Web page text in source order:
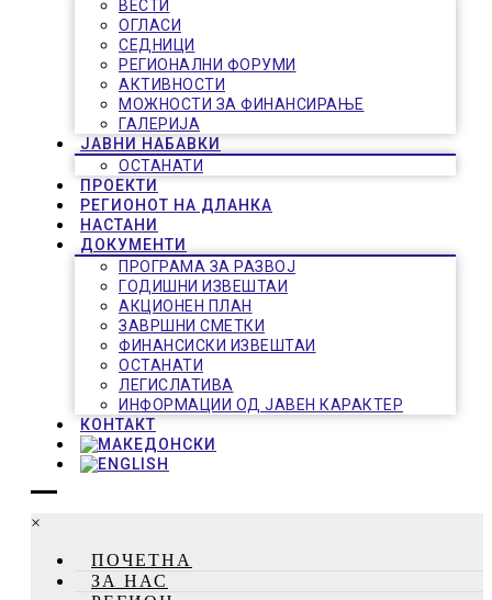
ВЕСТИ
ОГЛАСИ
СЕДНИЦИ
РЕГИОНАЛНИ ФОРУМИ
АКТИВНОСТИ
МОЖНОСТИ ЗА ФИНАНСИРАЊЕ
ГАЛЕРИЈА
ЈАВНИ НАБАВКИ
ОСТАНАТИ
ПРОЕКТИ
РЕГИОНОТ НА ДЛАНКА
НАСТАНИ
ДОКУМЕНТИ
ПРОГРАМА ЗА РАЗВОЈ
ГОДИШНИ ИЗВЕШТАИ
АКЦИОНЕН ПЛАН
ЗАВРШНИ СМЕТКИ
ФИНАНСИСКИ ИЗВЕШТАИ
ОСТАНАТИ
ЛЕГИСЛАТИВА
ИНФОРМАЦИИ ОД ЈАВЕН КАРАКТЕР
КОНТАКТ
×
ПОЧЕТНА
ЗА НАС